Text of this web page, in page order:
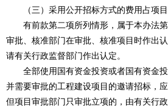
（三）采用公开招标方式的费用占项目
有前款第二项所列情形，属于本办法第
审批、核准部门在审批、核准项目时作出
请有关行政监督部门作出认定。
全部使用国有资金投资或者国有资金投
并需要审批的工程建设项目的邀请招标，
但项目审批部门只审批立项的，由有关行政